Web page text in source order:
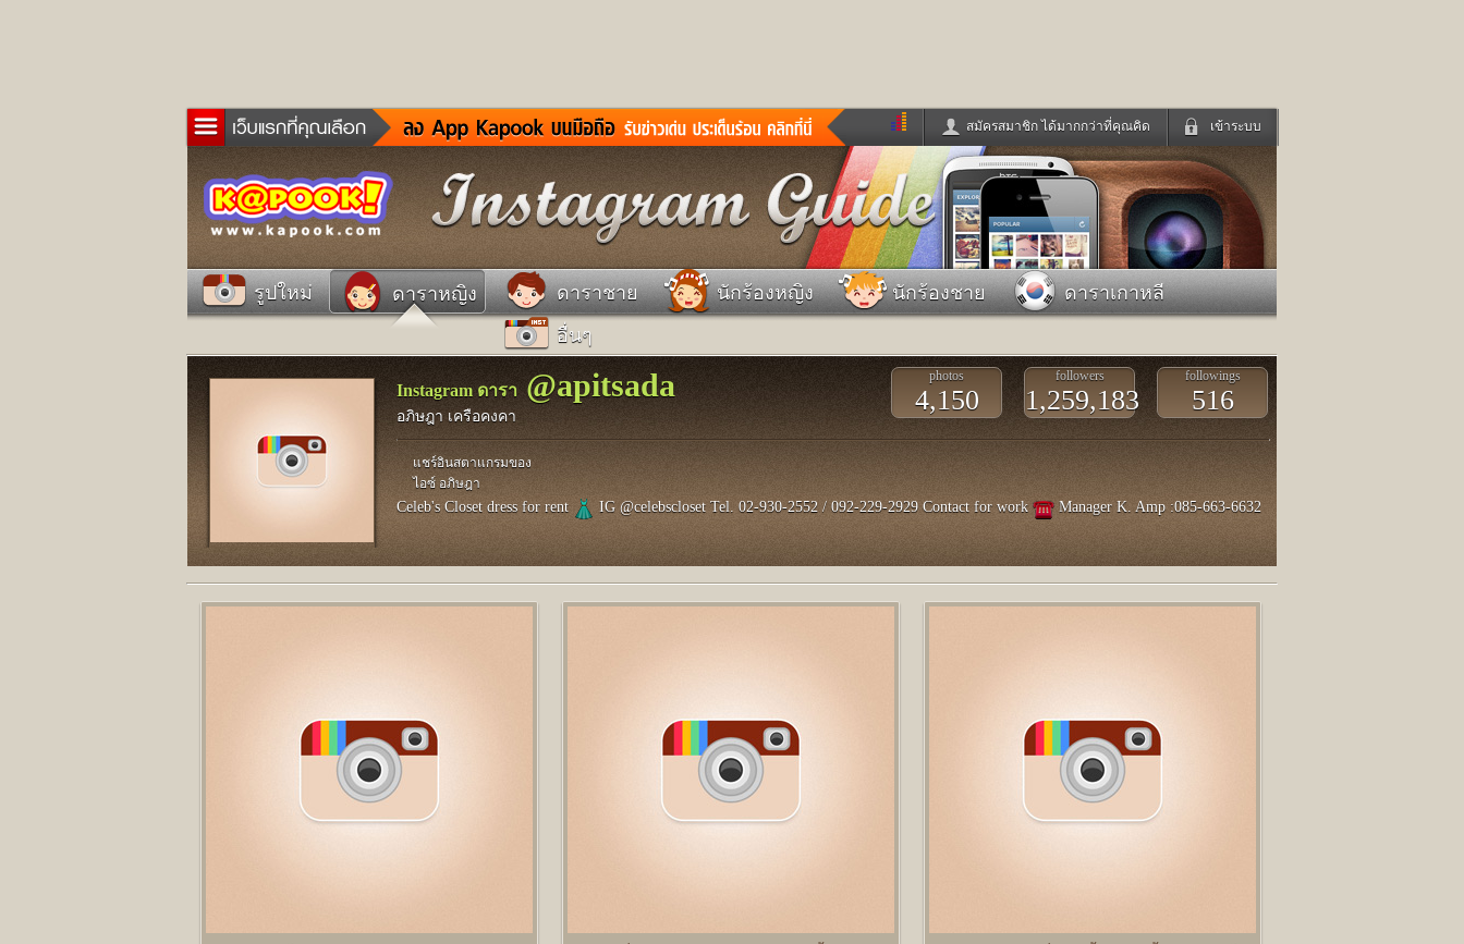
เข้าระบบ
สมัครสมาชิก ได้มากกว่าที่คุณคิด
ข่าวด่วน ข่าวสั้น ข่าวดารา
ดูทีวี
ละคร
หนังใหม่ ฟังเพลง
ฟังวิทยุออนไลน์
เกม
หมากรุกไทย แชทหมากฮอส
Glitter
แต่งงาน
แม่และเด็ก
ดูดวง
ทำนายฝัน สุขภาพ
สัตว์เลี้ยง
ผู้ชาย
ผลบอล บ้านและการตกแต่ง
ท่องเที่ยว
แวะชิมแวะพัก
dictionary
เช็คความเร็วเน็ต iPhone
Facebook
Twitter
อินสตาแกรมดารา MSN
เข้าระบบด้วย User Kapook
Email
Password
เข้าระบบด้วย Facebook
รูปใหม่ ดาราหญิง ดาราชาย นักร้องหญิง นักร้องชาย
ดาราเกาหลี
อื่นๆ
Instagram ดารา@apitsada
อภิษฎา เครือคงคา
photos
4,150
followers
1,259,183
followings
516
แชร์อินสตาแกรมของ
ไอซ์ อภิษฎา
Celeb's Closet dress for rent IG @celebscloset Tel. 02-930-2552 / 092-229-2929 Contact for work Manager K. Amp :085-663-6632